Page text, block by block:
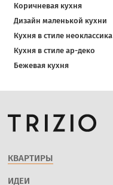
Коричневая кухня
Дизайн маленькой кухни
Кухня в стиле неоклассика
Кухня в стиле ар-деко
Бежевая кухня
КВАРТИРЫ
ИДЕИ